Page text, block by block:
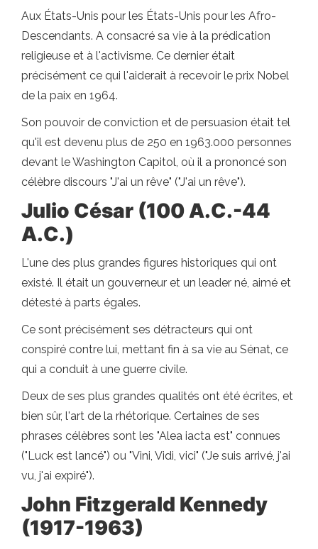
Aux États-Unis pour les États-Unis pour les Afro-
Descendants. A consacré sa vie à la prédication
religieuse et à l'activisme. Ce dernier était
précisément ce qui l'aiderait à recevoir le prix Nobel
de la paix en 1964.
Son pouvoir de conviction et de persuasion était tel
qu'il est devenu plus de 250 en 1963.000 personnes
devant le Washington Capitol, où il a prononcé son
célèbre discours "J'ai un rêve" ("J'ai un rêve").
Julio César (100 A.C.-44
A.C.)
L'une des plus grandes figures historiques qui ont
existé. Il était un gouverneur et un leader né, aimé et
détesté à parts égales.
Ce sont précisément ses détracteurs qui ont
conspiré contre lui, mettant fin à sa vie au Sénat, ce
qui a conduit à une guerre civile.
Deux de ses plus grandes qualités ont été écrites, et
bien sûr, l'art de la rhétorique. Certaines de ses
phrases célèbres sont les "Alea iacta est" connues
("Luck est lancé") ou "Vini, Vidi, vici" ("Je suis arrivé, j'ai
vu, j'ai expiré").
John Fitzgerald Kennedy
(1917-1963)